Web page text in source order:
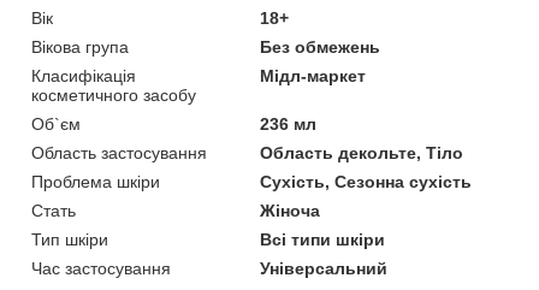
Вік
18+
Вікова група
Без обмежень
Класифікація
косметичного засобу
Мідл-маркет
Об`єм
236 мл
Область застосування
Область декольте, Тіло
Проблема шкіри
Сухість, Сезонна сухість
Стать
Жіноча
Тип шкіри
Всі типи шкіри
Час застосування
Універсальний